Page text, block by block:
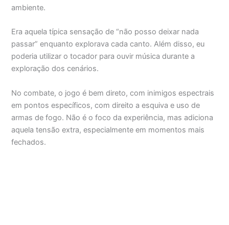
ambiente.
Era aquela típica sensação de “não posso deixar nada
passar” enquanto explorava cada canto. Além disso, eu
poderia utilizar o tocador para ouvir música durante a
exploração dos cenários.
No combate, o jogo é bem direto, com inimigos espectrais
em pontos específicos, com direito a esquiva e uso de
armas de fogo. Não é o foco da experiência, mas adiciona
aquela tensão extra, especialmente em momentos mais
fechados.